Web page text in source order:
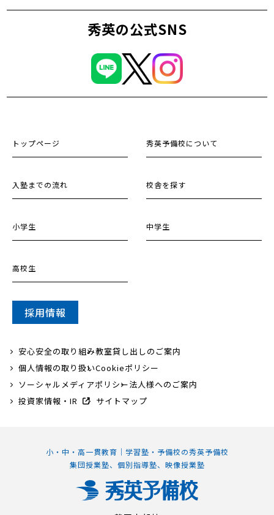
秀英の公式SNS
小・中・高一貫教育｜学習塾・予備校の秀英予備校
集団授業塾、個別指導塾、映像授業塾
トップページ 秀英予備校について
入塾までの流れ 校舎を探す
小学生 中学生
高校生
採用情報
安心安全の取り組み教室貸し出しのご案内
個人情報の取り扱いCookieポリシー
ソーシャルメディアポリシー法人様へのご案内
投資家情報・IR
サイトマップ